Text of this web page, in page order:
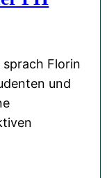
Florin
und